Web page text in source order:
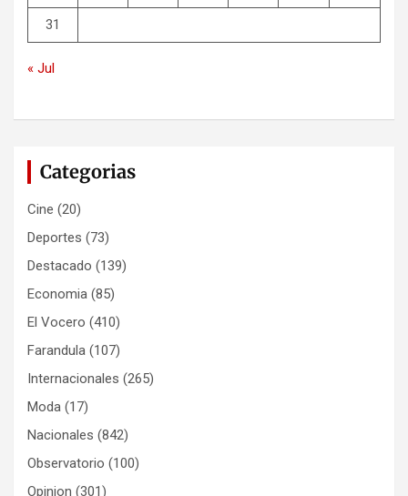
31
« Jul
Categorias
Cine (20)
Deportes (73)
Destacado (139)
Economia (85)
El Vocero (410)
Farandula (107)
Internacionales (265)
Moda (17)
Nacionales (842)
Observatorio (100)
Opinion (301)